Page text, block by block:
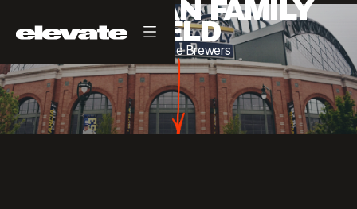
AMERICAN FAMILY
FIELD
Milwaukee Brewers